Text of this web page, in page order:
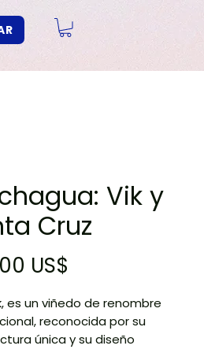
Vik y
Cruz
US$
es un viñedo de renombre
reconocida por su
única y su diseño